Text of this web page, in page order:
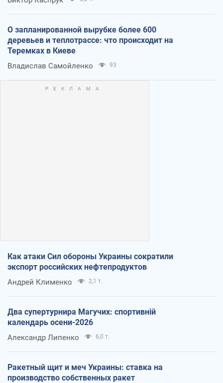
О запланированной вырубке более 600
деревьев и теплотрассе: что происходит на
Теремках в Киеве
Владислав Самойленко 93
Как атаки Сил обороны Украины сократили
экспорт российских нефтепродуктов
Андрей Клименко 2,1 т.
Два супертурнира Магучих: спортивній
календарь осени-2026
Александр Липенко 6,0 т.
Ракетный щит и меч Украины: ставка на
производство собственных ракет